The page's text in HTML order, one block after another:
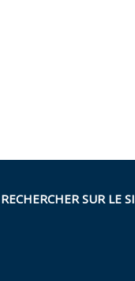
RECHERCHER SUR LE